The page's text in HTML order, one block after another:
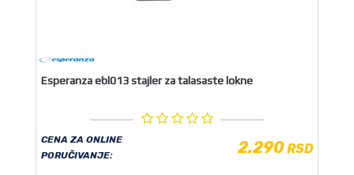
Esperanza ebl013 stajler za talasaste lokne
CENA ZA ONLINE
PORUČIVANJE:
2.290RSD